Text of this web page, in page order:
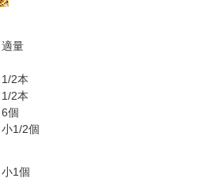
適量
1/2本
1/2本
6個
小1/2個
小1個